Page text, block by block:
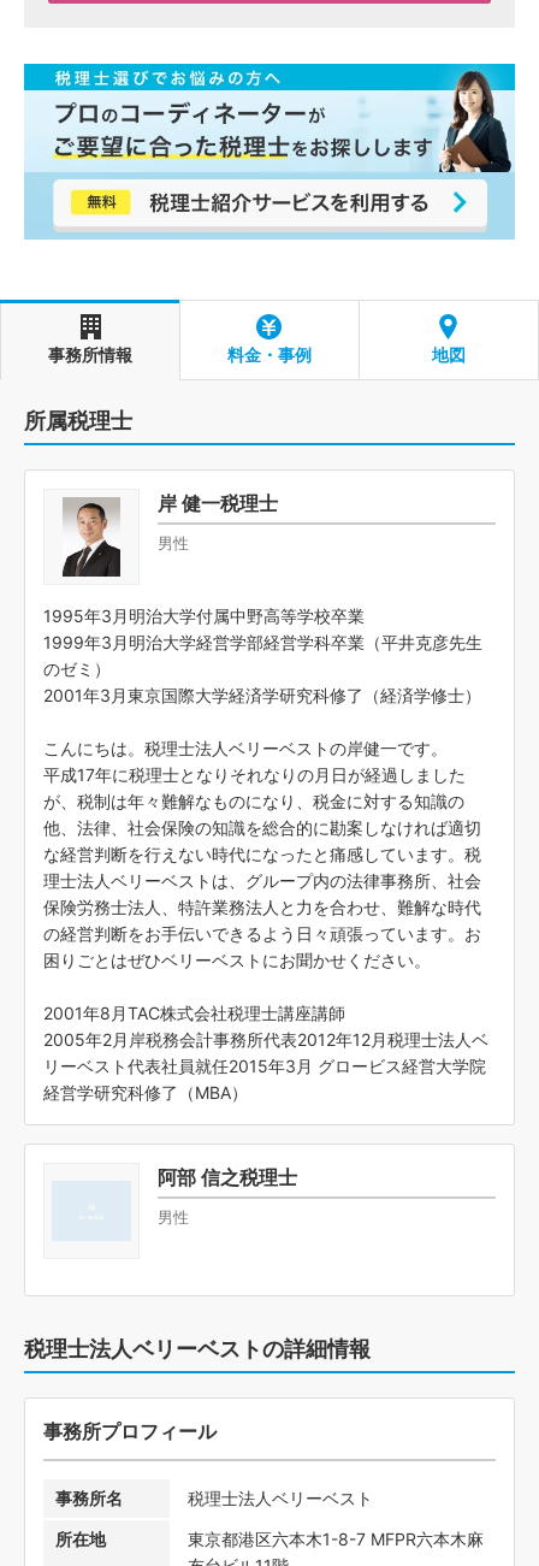
事務所情報 料金・事例 地図
所属税理士
岸 健一税理士
男性
1995年3月明治大学付属中野高等学校卒業
1999年3月明治大学経営学部経営学科卒業（平井克彦先生
のゼミ）
2001年3月東京国際大学経済学研究科修了（経済学修士）
こんにちは。税理士法人ベリーベストの岸健一です。
平成17年に税理士となりそれなりの月日が経過しました
が、税制は年々難解なものになり、税金に対する知識の
他、法律、社会保険の知識を総合的に勘案しなければ適切
な経営判断を行えない時代になったと痛感しています。税
理士法人ベリーベストは、グループ内の法律事務所、社会
保険労務士法人、特許業務法人と力を合わせ、難解な時代
の経営判断をお手伝いできるよう日々頑張っています。お
困りごとはぜひベリーベストにお聞かせください。
2001年8月TAC株式会社税理士講座講師
2005年2月岸税務会計事務所代表2012年12月税理士法人ベ
リーベスト代表社員就任2015年3月 グロービス経営大学院
経営学研究科修了（MBA）
阿部 信之税理士
男性
税理士法人ベリーベストの詳細情報
事務所プロフィール
事務所名
税理士法人ベリーベスト
所在地
東京都港区六本木1-8-7 MFPR六本木麻